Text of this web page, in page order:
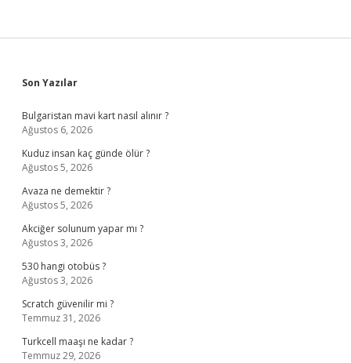
Sidebar
Son Yazılar
Bulgaristan mavi kart nasıl alınır ?
Ağustos 6, 2026
Kuduz insan kaç günde ölür ?
Ağustos 5, 2026
Avaza ne demektir ?
Ağustos 5, 2026
Akciğer solunum yapar mı ?
Ağustos 3, 2026
530 hangi otobüs ?
Ağustos 3, 2026
Scratch güvenilir mi ?
Temmuz 31, 2026
Turkcell maaşı ne kadar ?
Temmuz 29, 2026